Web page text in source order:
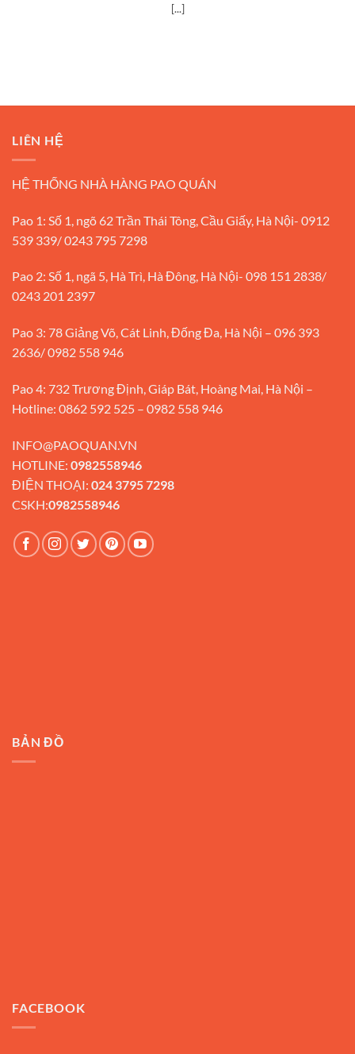
[...]
LIÊN HỆ
HỆ THỐNG NHÀ HÀNG PAO QUÁN
Pao 1: Số 1, ngõ 62 Trần Thái Tông, Cầu Giấy, Hà Nội- 0912
539 339/ 0243 795 7298
Pao 2: Số 1, ngã 5, Hà Trì, Hà Đông, Hà Nội- 098 151 2838/
0243 201 2397
Pao 3: 78 Giảng Võ, Cát Linh, Đống Đa, Hà Nội – 096 393
2636/ 0982 558 946
Pao 4: 732 Trương Định, Giáp Bát, Hoàng Mai, Hà Nội –
Hotline: 0862 592 525 – 0982 558 946
INFO@PAOQUAN.VN
HOTLINE: 0982558946
ĐIỆN THOẠI: 024 3795 7298
CSKH:0982558946
BẢN ĐỒ
FACEBOOK